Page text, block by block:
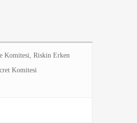
Komitesi, Riskin Erken
Komitesi